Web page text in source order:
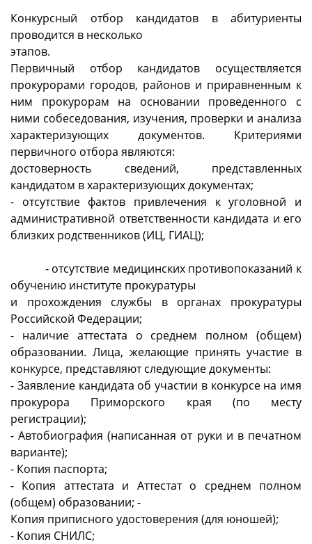
Конкурсный отбор кандидатов в абитуриенты
проводится в несколько
этапов.
Первичный отбор кандидатов осуществляется
прокурорами городов, районов и приравненным к
ним прокурорам на основании проведенного с
ними собеседования, изучения, проверки и анализа
характеризующих документов. Критериями
первичного отбора являются:
достоверность сведений, представленных
кандидатом в характеризующих документах;
- отсутствие фактов привлечения к уголовной и
административной ответственности кандидата и его
близких родственников (ИЦ, ГИАЦ);
- отсутствие медицинских противопоказаний к
обучению институте прокуратуры
и прохождения службы в органах прокуратуры
Российской Федерации;
- наличие аттестата о среднем полном (общем)
образовании. Лица, желающие принять участие в
конкурсе, представляют следующие документы:
- Заявление кандидата об участии в конкурсе на имя
прокурора Приморского края (по месту
регистрации);
- Автобиография (написанная от руки и в печатном
варианте);
- Копия паспорта;
- Копия аттестата и Аттестат о среднем полном
(общем) образовании; -
Копия приписного удостоверения (для юношей);
- Копия СНИЛС;